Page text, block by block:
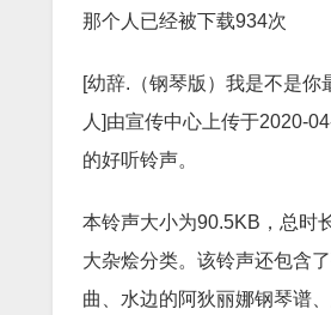
那个人已经被下载934次
[幼辞.（钢琴版）我是不是你
人]由宣传中心上传于2020-
的好听铃声。
本铃声大小为90.5KB，总时
大杂烩分类。该铃声还包含
曲、水边的阿狄丽娜钢琴谱